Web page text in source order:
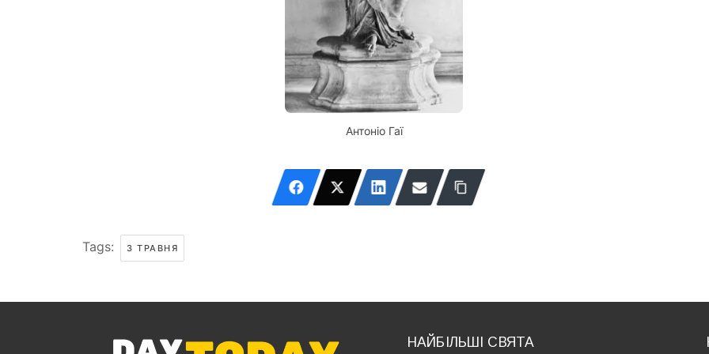
Антоніо Гаї
Tags: 3 ТРАВНЯ
НАЙБІЛЬШІ СВЯТА